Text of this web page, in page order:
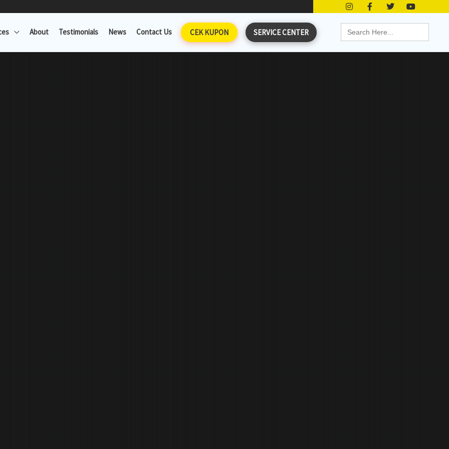
About Testimonials News Contact Us CEK KUPON SERVICE CENTER Search
for: